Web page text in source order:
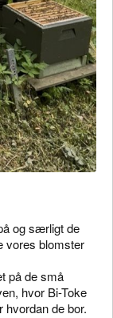
og særligt de
vores blomster
på de små
hvor Bi-Toke
de bor.